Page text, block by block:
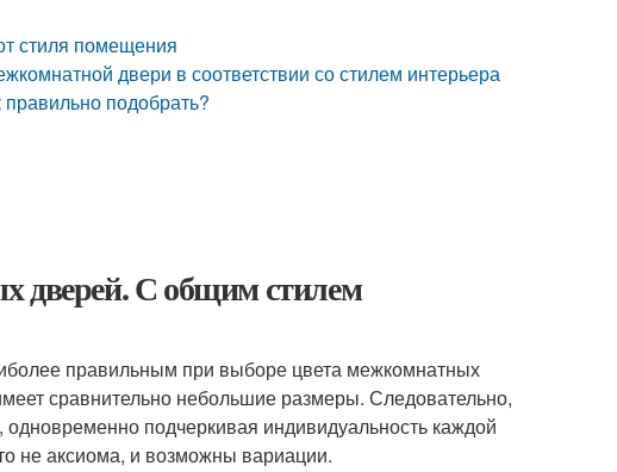
стиля помещения
двери в соответствии со стилем интерьера
подобрать?
дверей. С общим стилем
правильным при выборе цвета межкомнатных
сравнительно небольшие размеры. Следовательно,
подчеркивая индивидуальность каждой
не аксиома, и возможны вариации.